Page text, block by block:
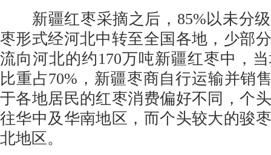
新疆红枣采摘之后，85%以未分级
枣形式经河北中转至全国各地，少部
流向河北的约170万吨新疆红枣中，
比重占70%，新疆枣商自行运输并销
于各地居民的红枣消费偏好不同，个
往华中及华南地区，而个头较大的骏
北地区。